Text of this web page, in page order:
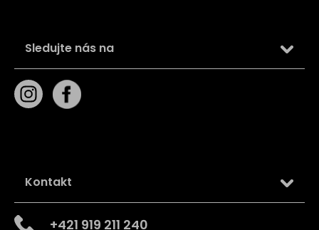
Sledujte nás na
Kontakt
+421 919 211 240